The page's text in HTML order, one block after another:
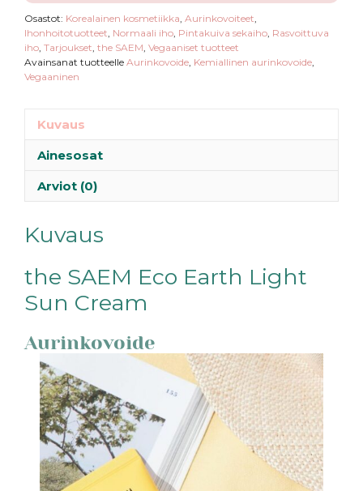
Osastot: Korealainen kosmetiikka, Aurinkovoiteet,
Ihonhoitotuotteet, Normaali iho, Pintakuiva sekaiho, Rasvoittuva
iho, Tarjoukset, the SAEM, Vegaaniset tuotteet
Avainsanat tuotteelle Aurinkovoide, Kemiallinen aurinkovoide,
Vegaaninen
Kuvaus
Ainesosat
Arviot (0)
Kuvaus
the SAEM Eco Earth Light
Sun Cream
Aurinkovoide